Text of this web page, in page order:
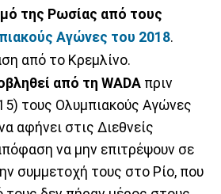
της Ρωσίας από τους
Αγώνες του 2018.
από το Κρεμλίνο.
από τη WADA πριν
τους Ολυμπιακούς Αγώνες
αφήνει στις Διεθνείς
να μην επιτρέψουν σε
συμμετοχή τους στο Ρίο, που